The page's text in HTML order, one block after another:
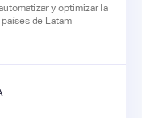
y optimizar la
de Latam